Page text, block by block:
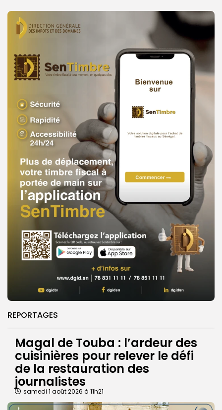
REPORTAGES
Magal de Touba : l’ardeur des
cuisinières pour relever le défi
de la restauration des
journalistes
samedi 1 août 2026 à 11h21